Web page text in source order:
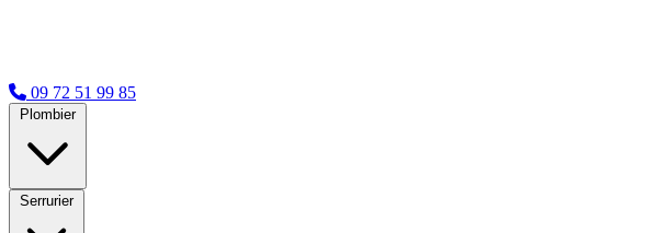
09 72 51 99 85
Plombier
Serrurier